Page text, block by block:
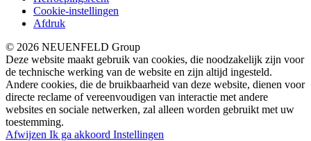
Cookie-instellingen
Afdruk
© 2026 NEUENFELD Group
Deze website maakt gebruik van cookies, die noodzakelijk zijn voor
de technische werking van de website en zijn altijd ingesteld.
Andere cookies, die de bruikbaarheid van deze website, dienen voor
directe reclame of vereenvoudigen van interactie met andere
websites en sociale netwerken, zal alleen worden gebruikt met uw
toestemming.
Afwijzen Ik ga akkoord Instellingen